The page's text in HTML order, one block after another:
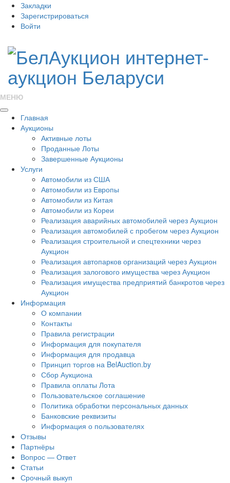
Закладки
Зарегистрироваться
Войти
МЕНЮ
Главная
Аукционы
Активные лоты
Проданные Лоты
Завершенные Аукционы
Услуги
Автомобили из США
Автомобили из Европы
Автомобили из Китая
Автомобили из Кореи
Реализация аварийных автомобилей через Аукцион
Реализация автомобилей с пробегом через Аукцион
Реализация строительной и спецтехники через
Аукцион
Реализация автопарков организаций через Аукцион
Реализация залогового имущества через Аукцион
Реализация имущества предприятий банкротов через
Аукцион
Информация
О компании
Контакты
Правила регистрации
Информация для покупателя
Информация для продавца
Принцип торгов на BelAuction.by
Сбор Аукциона
Правила оплаты Лота
Пользовательское соглашение
Политика обработки персональных данных
Банковские реквизиты
Информация о пользователях
Отзывы
Партнёры
Вопрос — Ответ
Статьи
Срочный выкуп